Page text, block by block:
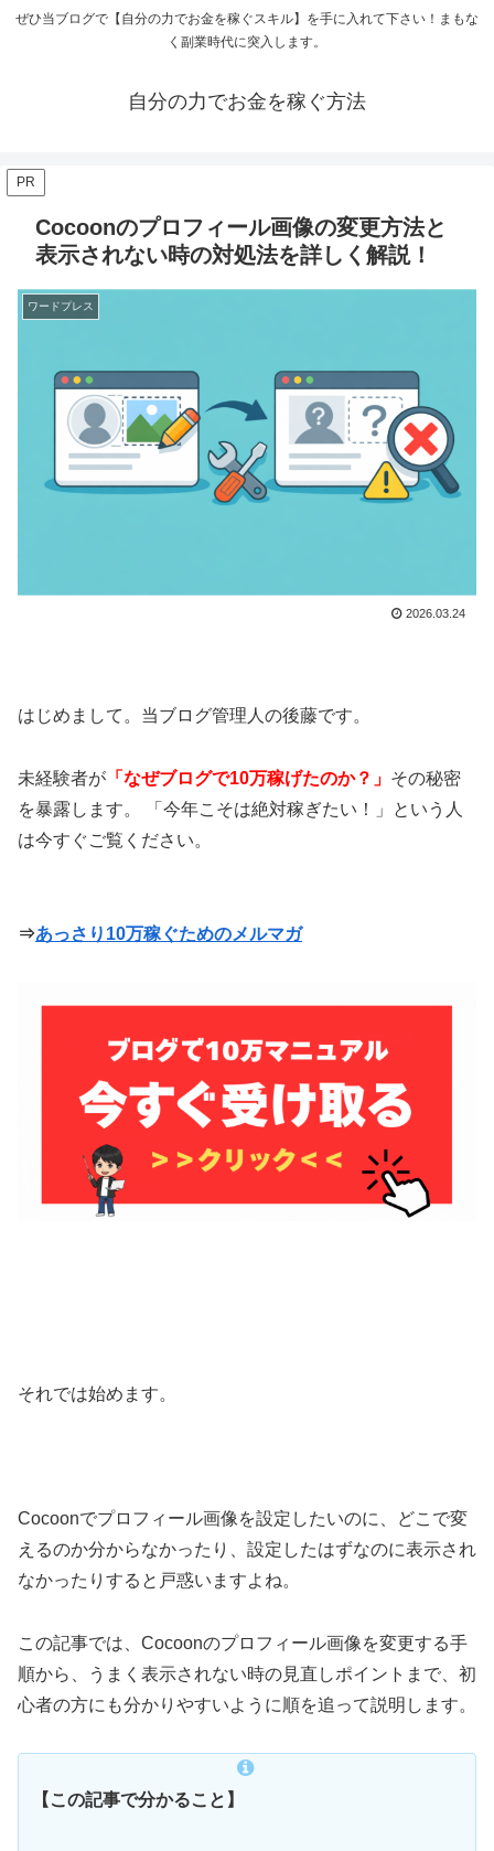
ぜひ当ブログで【自分の力でお金を稼ぐスキル】を手に入れて下さい！まもな
く副業時代に突入します。
自分の力でお金を稼ぐ方法
PR
Cocoonのプロフィール画像の変更方法と
表示されない時の対処法を詳しく解説！
ワードプレス
2026.03.24
はじめまして。当ブログ管理人の後藤です。
未経験者が 「なぜブログで10万稼げたのか？」 その秘密
を暴露します。 「今年こそは絶対稼ぎたい！」という人
は今すぐご覧ください。
⇒あっさり10万稼ぐためのメルマガ
それでは始めます。
Cocoonでプロフィール画像を設定したいのに、どこで変
えるのか分からなかったり、設定したはずなのに表示され
なかったりすると戸惑いますよね。
この記事では、Cocoonのプロフィール画像を変更する手
順から、うまく表示されない時の見直しポイントまで、初
心者の方にも分かりやすいように順を追って説明します。
【この記事で分かること】